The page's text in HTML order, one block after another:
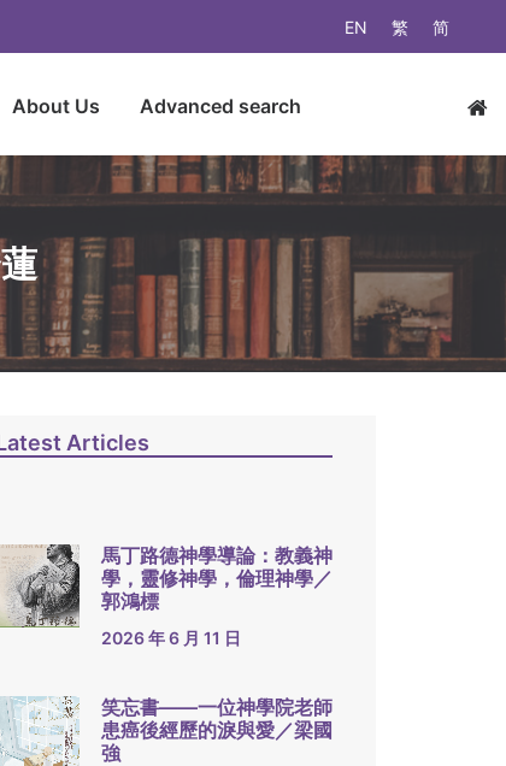
EN 繁 简
About Us Advanced search
Articles
馬丁路德神學導論：教義神
學，靈修神學，倫理神學／
郭鴻標
2026 年 6 月 11 日
笑忘書——一位神學院老師
患癌後經歷的淚與愛／梁國
強